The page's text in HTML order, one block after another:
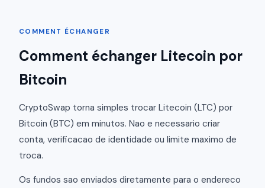
COMMENT ÉCHANGER
Comment échanger Litecoin por
Bitcoin
CryptoSwap torna simples trocar Litecoin (LTC) por
Bitcoin (BTC) em minutos. Nao e necessario criar
conta, verificacao de identidade ou limite maximo de
troca.
Os fundos sao enviados diretamente para o endereco